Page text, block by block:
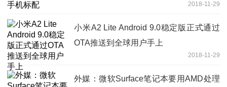
2018-11-29
小米A2 Lite Android 9.0稳定版正式通过
OTA推送到全球用户手上
2018-11-29
外媒：微软Surface笔记本要用AMD处理